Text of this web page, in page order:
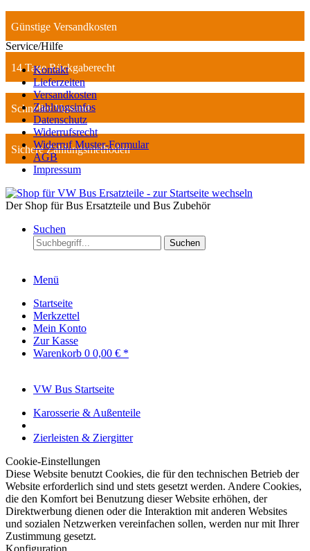
Günstige Versandkosten
14 Tage Rückgaberecht
Schneller Versand
Sichere Zahlungsmethoden
Service/Hilfe
Kontakt
Lieferzeiten
Versandkosten
Zahlungsinfos
Datenschutz
Widerrufsrecht
Widerruf Muster-Formular
AGB
Impressum
Der Shop für Bus Ersatzteile und Bus Zubehör
Suchen
Suchen
Menü
Startseite
Merkzettel
Mein Konto
Zur Kasse
Warenkorb 0 0,00 € *
VW Bus Startseite
Karosserie & Außenteile
Zierleisten & Ziergitter
Cookie-Einstellungen
Diese Website benutzt Cookies, die für den technischen Betrieb der
Website erforderlich sind und stets gesetzt werden. Andere Cookies,
die den Komfort bei Benutzung dieser Website erhöhen, der
Direktwerbung dienen oder die Interaktion mit anderen Websites
und sozialen Netzwerken vereinfachen sollen, werden nur mit Ihrer
Zustimmung gesetzt.
Konfiguration